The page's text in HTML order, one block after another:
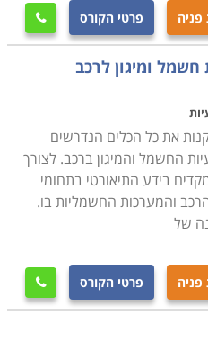
פרטי הקורס 
ומיגון לרכב
את כל הכלים הנדרשים
החשמל והמיגון ברכב. לצורך
בידע התיאורטי בתחומי
והמערכות החשמליות בו.
של
פרטי הקורס 